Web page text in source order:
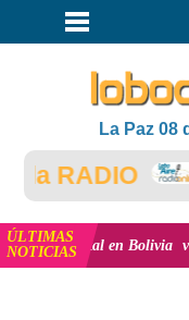
La Paz 08
RADIO
ÚLTIMAS
NOTICIAS
Digital en Bolivia ver más